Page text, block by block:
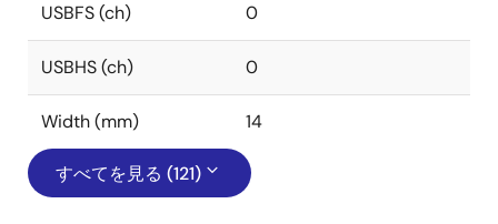
USBFS (ch) 0
USBHS (ch) 0
Width (mm) 14
すべてを見る (121)